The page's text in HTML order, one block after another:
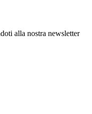
alla nostra newsletter